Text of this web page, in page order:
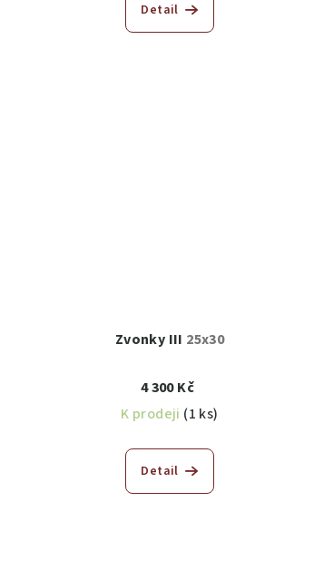
Detail
Zvonky III 25x30
4 300 Kč
K prodeji (1 ks)
Detail